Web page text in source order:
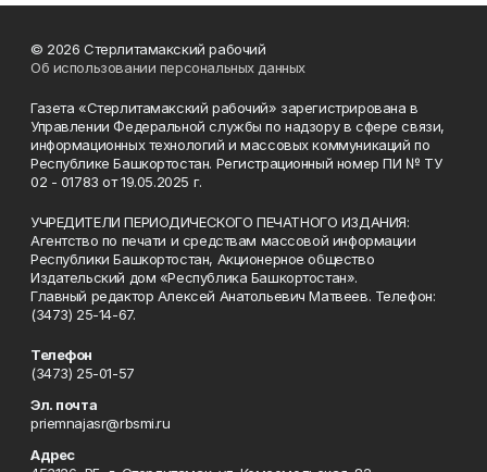
© 2026 Стерлитамакский рабочий
Об использовании персональных данных
Газета «Стерлитамакский рабочий» зарегистрирована в
Управлении Федеральной службы по надзору в сфере связи,
информационных технологий и массовых коммуникаций по
Республике Башкортостан. Регистрационный номер ПИ № ТУ
02 - 01783 от 19.05.2025 г.
УЧРЕДИТЕЛИ ПЕРИОДИЧЕСКОГО ПЕЧАТНОГО ИЗДАНИЯ:
Агентство по печати и средствам массовой информации
Республики Башкортостан, Акционерное общество
Издательский дом «Республика Башкортостан».
Главный редактор Алексей Анатольевич Матвеев. Телефон:
(3473) 25-14-67.
Телефон
(3473) 25-01-57
Эл. почта
priemnajasr@rbsmi.ru
Адрес